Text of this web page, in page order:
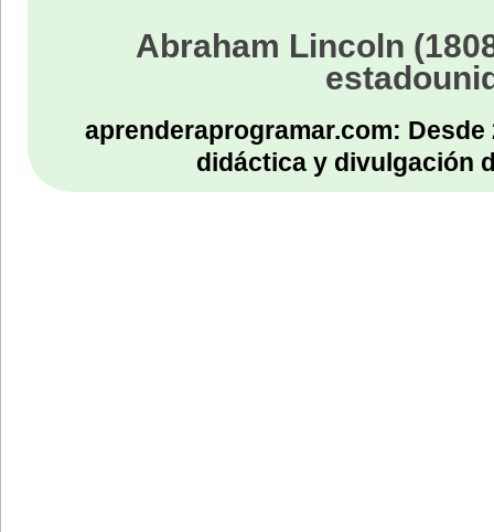
Abraham Lincoln
aprenderaprogramar.com:
didáctica y divulgación